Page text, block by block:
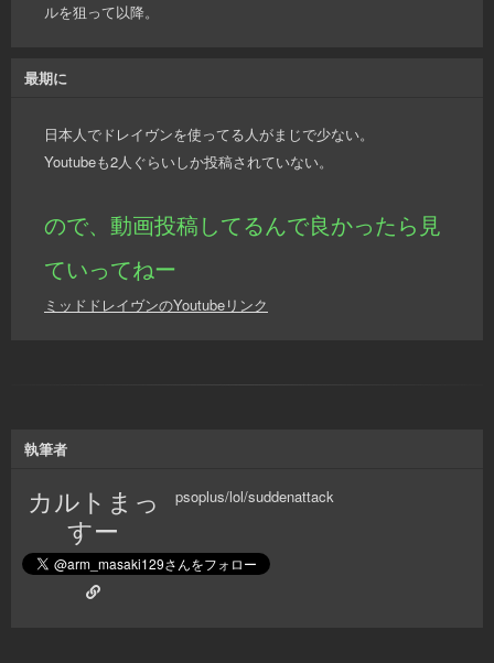
ルを狙って以降。
最期に
日本人でドレイヴンを使ってる人がまじで少ない。
Youtubeも2人ぐらいしか投稿されていない。
ので、動画投稿してるんで良かったら見
ていってねー
ミッドドレイヴンのYoutubeリンク
執筆者
カルトまっ
すー
psoplus/lol/suddenattack